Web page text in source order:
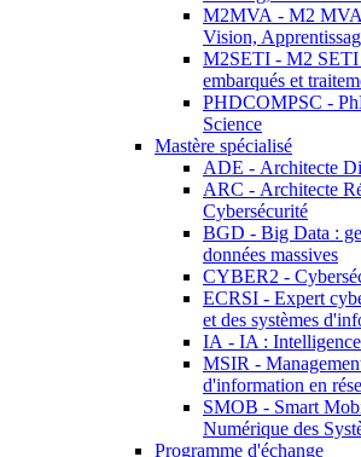
M2MVA - M2 MVA
Vision,
M2SETI - M2 SETI
embarqués et
PHDCOMPSC -
Science
Mastère spécialisé
ADE - Architecte
ARC - Architecte
Cybersécurité
BGD - Big Data :
données massives
CYBER2 -
ECRSI - Expert
et des systèmes
IA - IA :
MSIR -
d'information en
SMOB - Smart
Numérique des
Programme d'échange